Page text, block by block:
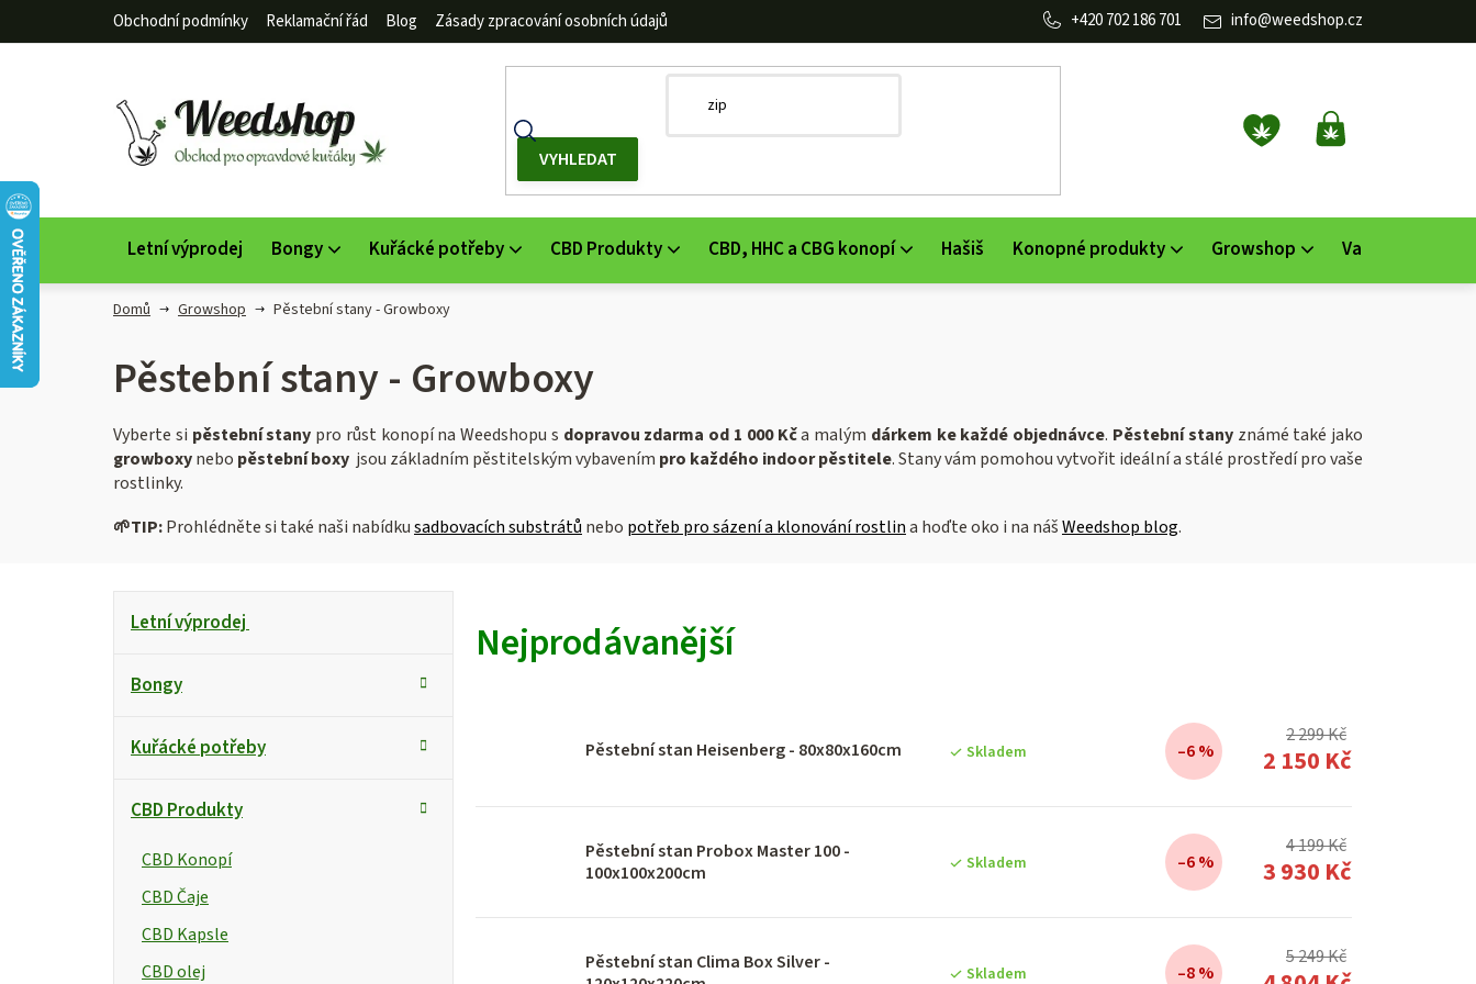
Obchodní podmínky Reklamační řád Blog Zásady zpracování osobních údajů info@weedshop.cz
702 186 701
NÁKUPNÍ
KOŠÍK
Letní výprodej Bongy Kuřácké potřeby CBD Produkty CBD, HHC a CBG konopí Hašiš Konopné produkty Growshop Vaporizéry
Domů Growshop Pěstební stany - Growboxy
Pěstební stany - Growboxy
Vyberte si pěstební stany pro růst konopí na Weedshopu s dopravou zdarma od 1 000 Kča malým dárkem ke každé objednávce. Pěstební stanyznámé také jako
growboxynebo pěstební boxy jsou základním pěstitelským vybavením pro každého indoor pěstitele. Stany vám pomohou vytvořit ideální a stálé prostředí pro vaše
rostlinky.
🌱TIP:Prohlédněte si také naši nabídkusadbovacích substrátů nebo potřeb pro sázení a klonování rostlina hoďte oko i na nášWeedshop blog.
P
a
kategorie
KLetní výprodej
Bongy
Kuřácké potřeby
CBD Produkty
CBD Konopí
CBD Čaje
CBD Kapsle
CBD olej
Nejprodávanější
Pěstební stan Heisenberg - 80x80x160cm Skladem
2 299 Kč
–6 % 2 150 Kč
Pěstební stan Probox Master 100 -
100x100x200cm
Skladem
4 199 Kč
–6 % 3 930 Kč
Pěstební stan Clima Box Silver -
Skladem
5 249 Kč
–8 %
ý
o